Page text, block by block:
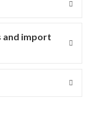
and import